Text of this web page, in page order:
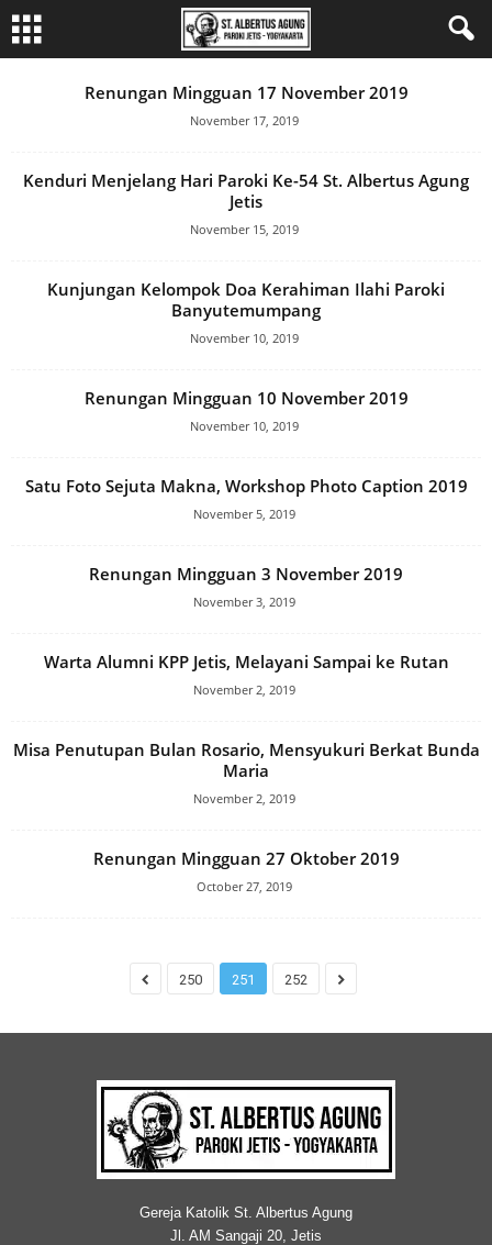
Renungan Mingguan 17 November 2019
November 17, 2019
Kenduri Menjelang Hari Paroki Ke-54 St. Albertus Agung
Jetis
November 15, 2019
Kunjungan Kelompok Doa Kerahiman Ilahi Paroki
Banyutemumpang
November 10, 2019
Renungan Mingguan 10 November 2019
November 10, 2019
Satu Foto Sejuta Makna, Workshop Photo Caption 2019
November 5, 2019
Renungan Mingguan 3 November 2019
November 3, 2019
Warta Alumni KPP Jetis, Melayani Sampai ke Rutan
November 2, 2019
Misa Penutupan Bulan Rosario, Mensyukuri Berkat Bunda
Maria
November 2, 2019
Renungan Mingguan 27 Oktober 2019
October 27, 2019
250 251 252
Gereja Katolik St. Albertus Agung
Jl. AM Sangaji 20, Jetis